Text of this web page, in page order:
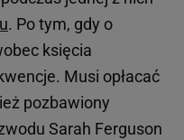
. Po tym, gdy o
księcia
Musi opłacać
pozbawiony
Sarah Ferguson